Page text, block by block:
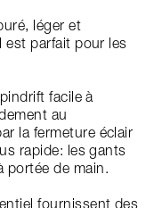
léger et
est parfait pour les
facile à
au
la fermeture éclair
rapide: les gants
portée de main.
fournissent des